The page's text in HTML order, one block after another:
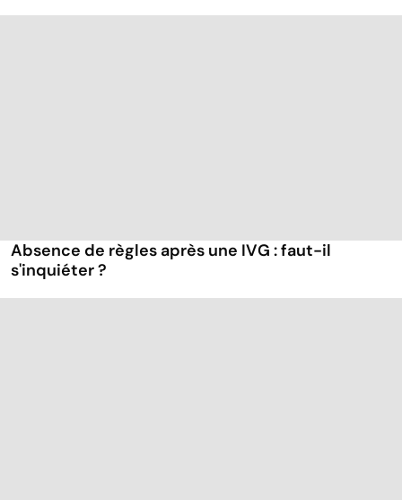
Absence de règles après une IVG : faut-il
s'inquiéter ?